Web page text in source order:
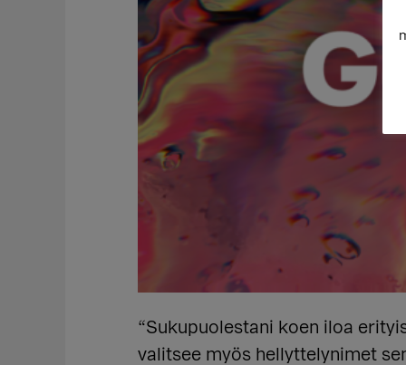
“Sukupuolestani koen iloa
valitsee myös hellyttelynimet